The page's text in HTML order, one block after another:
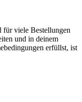
für viele Bestellungen
und in deinem
erfüllst, ist